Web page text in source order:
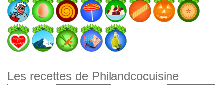
Les recettes de Philandcocuisine